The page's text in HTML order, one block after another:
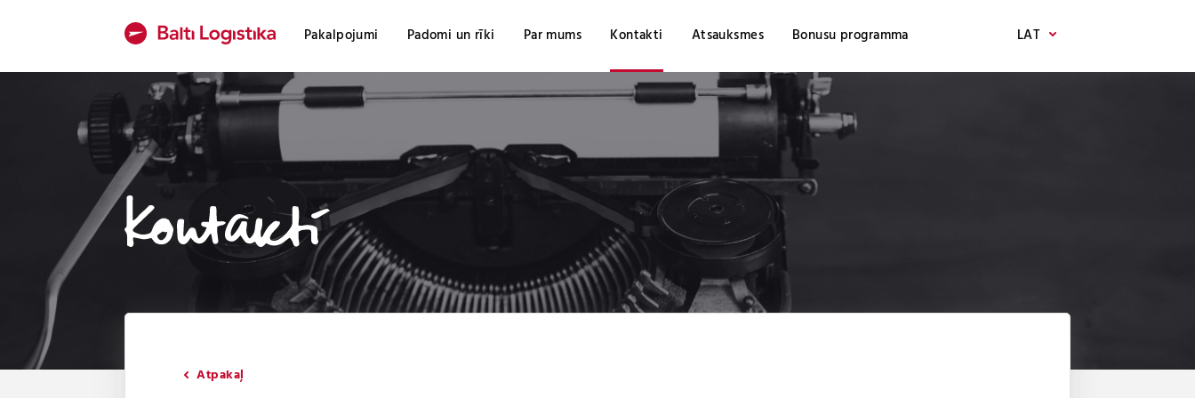
Pakalpojumi Padomi un rīki Par mums Kontakti Atsauksmes Bonusu programma LAT
Atpakaļ